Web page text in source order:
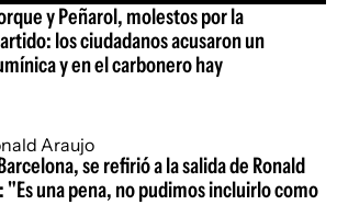
y Peñarol, molestos por la
los ciudadanos acusaron un
y en el carbonero hay
se refirió a la salida de Ronald
una pena, no pudimos incluirlo como